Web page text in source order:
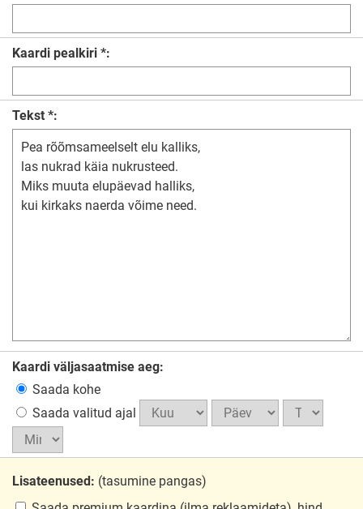
Kaardi pealkiri *:
Tekst *:
Kaardi väljasaatmise aeg:
Saada kohe
Saada valitud ajal
Lisateenused: (tasumine pangas)